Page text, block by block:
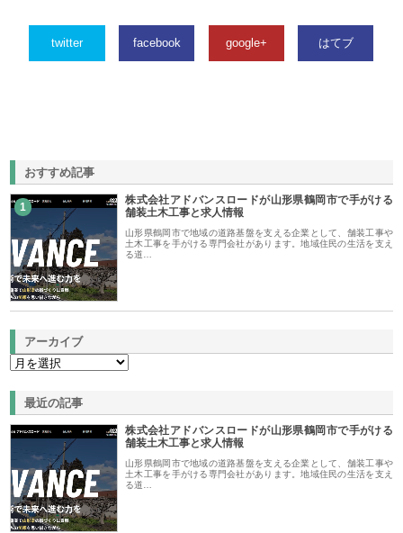
twitter facebook google+ はてブ
おすすめ記事
1
株式会社アドバンスロードが山形県鶴岡市で手がける
舗装土木工事と求人情報
山形県鶴岡市で地域の道路基盤を支える企業として、舗装工事や
土木工事を手がける専門会社があります。地域住民の生活を支え
る道…
アーカイブ
最近の記事
株式会社アドバンスロードが山形県鶴岡市で手がける
舗装土木工事と求人情報
山形県鶴岡市で地域の道路基盤を支える企業として、舗装工事や
土木工事を手がける専門会社があります。地域住民の生活を支え
る道…